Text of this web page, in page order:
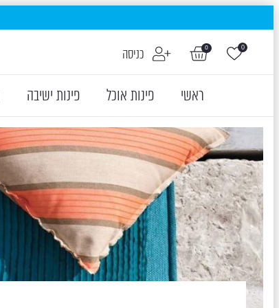
0
0 כניסה
ראשי פינות אוכל פינות ישיבה